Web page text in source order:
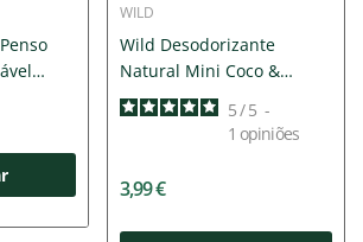
WILD
Wild Desodorizante
Natural Mini Coco &
Baunilha...
5/ 5 -
1 opiniões
3,99 €